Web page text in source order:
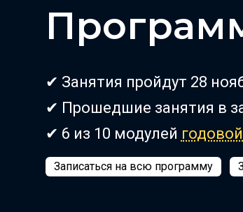
✔ Занятия пройдут 28
✔ Прошедшие занятия в
✔ 6 из 10 модулей
Записаться на всю программу